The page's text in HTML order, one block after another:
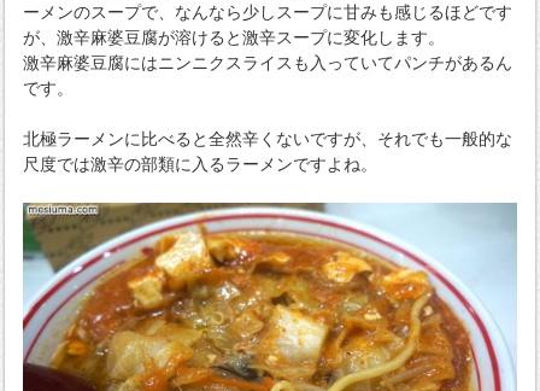
ーメンのスープで、なんなら少しスープに甘みも感じるほどです
が、激辛麻婆豆腐が溶けると激辛スープに変化します。
激辛麻婆豆腐にはニンニクスライスも入っていてパンチがあるん
です。
北極ラーメンに比べると全然辛くないですが、それでも一般的な
尺度では激辛の部類に入るラーメンですよね。